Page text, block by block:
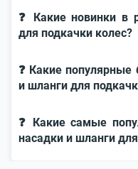
❓ Какие новинки в
для подкачки колес?
❓ Какие
и шланги для
❓ Какие самые
насадки и шланги